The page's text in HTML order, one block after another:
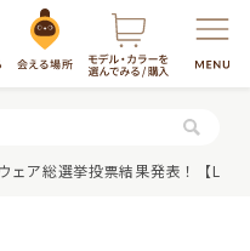
・グッズの購入はこちら
ェア総選挙投票結果発表！【